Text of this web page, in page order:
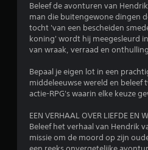
h
o
e
f
t
e
g
e
r
u
Beleef de avonturen van
man die buitengewone dingen
tocht 'van een bescheiden
koning' wordt hij meegesleurd
van wraak, verraad en
Bepaal je eigen lot in een
middeleeuwse wereld en beleef
actie-RPG's waarin elke keuze
EEN VERHAAL OVER LIEFDE EN
Beleef het verhaal van Hendrik
missie om de moord op zijn